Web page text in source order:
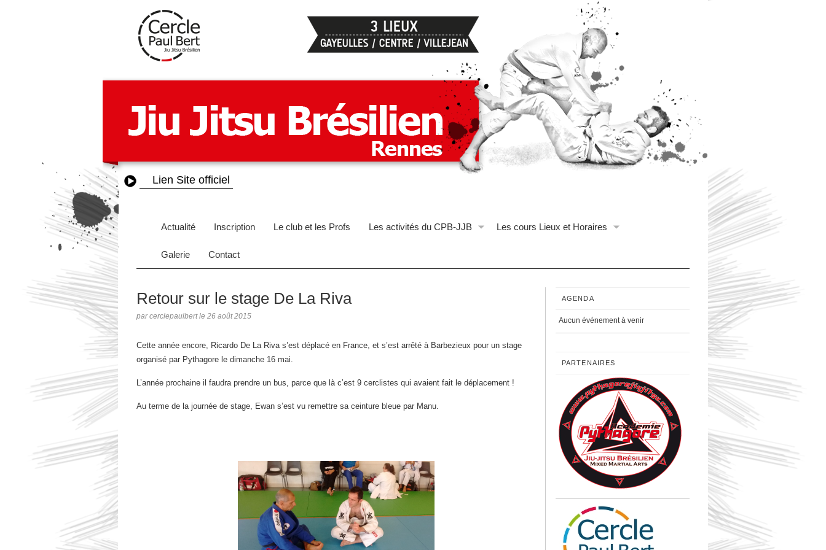
Lien Site officiel
Actualité Inscription Le club et les Profs Les activités du CPB-JJB Les cours Lieux et Horaires
Galerie Contact
Retour sur le stage De La Riva
par cerclepaulbert le 26 août 2015
Cette année encore, Ricardo De La Riva s’est déplacé en France, et s’est arrêté à Barbezieux pour un stage
organisé par Pythagore le dimanche 16 mai.
L’année prochaine il faudra prendre un bus, parce que là c’est 9 cerclistes qui avaient fait le déplacement !
Au terme de la journée de stage, Ewan s’est vu remettre sa ceinture bleue par Manu.
AGENDA
Aucun événement à venir
PARTENAIRES